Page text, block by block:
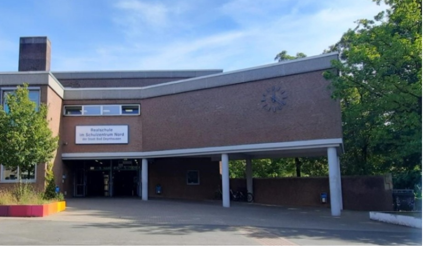
Bewegte Pause
Cyberscouts
Berufsberatung
Schule ohne
Rassismus
Streitschlichtung
Schulsanitätsdienst
Klassenfahrten
Schulgarten
Kultur und Schule
Bläserklasse
Schulmannschaften